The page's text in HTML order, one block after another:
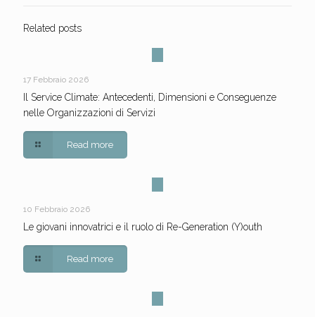
Related posts
17 Febbraio 2026
Il Service Climate: Antecedenti, Dimensioni e Conseguenze
nelle Organizzazioni di Servizi
Read more
10 Febbraio 2026
Le giovani innovatrici e il ruolo di Re-Generation (Y)outh
Read more